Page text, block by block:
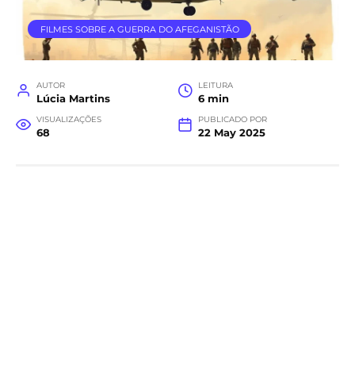
FILMES SOBRE A GUERRA DO AFEGANISTÃO
AUTOR
Lúcia Martins
LEITURA
6 min
VISUALIZAÇÕES
68
PUBLICADO POR
22 May 2025